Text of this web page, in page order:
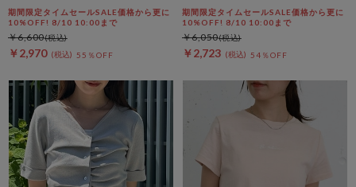
期間限定タイムセールSALE価格から更に
10%OFF! 8/10 10:00まで
￥2,970 55％OFF
￥6,600
期間限定タイムセールSALE価格から更に
10%OFF! 8/10 10:00まで
￥2,723 54％OFF
￥6,050